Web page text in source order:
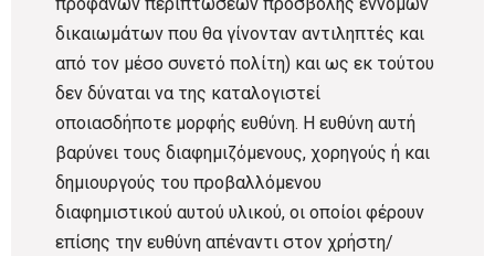
δικαιωμάτων που θα γίνονταν αντιληπτές και
από τον μέσο συνετό πολίτη) και ως εκ τούτου
δεν δύναται να της καταλογιστεί
οποιασδήποτε μορφής ευθύνη. Η ευθύνη αυτή
βαρύνει τους διαφημιζόμενους, χορηγούς ή και
δημιουργούς του προβαλλόμενου
διαφημιστικού αυτού υλικού, οι οποίοι φέρουν
επίσης την ευθύνη απέναντι στον χρήστη/